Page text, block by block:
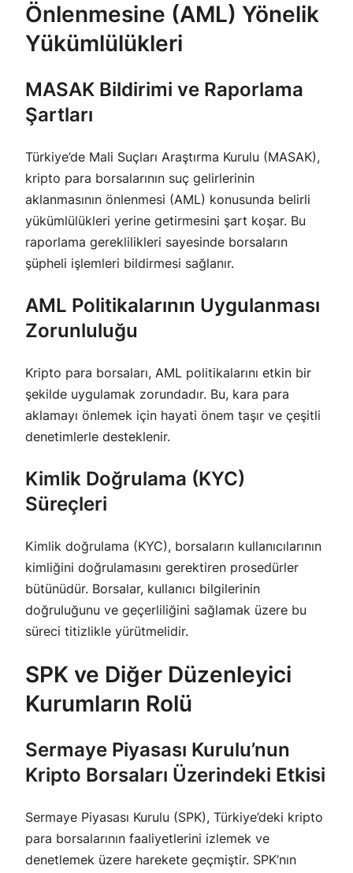
Önlenmesine (AML) Yönelik
Yükümlülükleri
MASAK Bildirimi ve Raporlama
Şartları
Türkiye’de Mali Suçları Araştırma Kurulu (MASAK),
kripto para borsalarının suç gelirlerinin
aklanmasının önlenmesi (AML) konusunda belirli
yükümlülükleri yerine getirmesini şart koşar. Bu
raporlama gereklilikleri sayesinde borsaların
şüpheli işlemleri bildirmesi sağlanır.
AML Politikalarının Uygulanması
Zorunluluğu
Kripto para borsaları, AML politikalarını etkin bir
şekilde uygulamak zorundadır. Bu, kara para
aklamayı önlemek için hayati önem taşır ve çeşitli
denetimlerle desteklenir.
Kimlik Doğrulama (KYC)
Süreçleri
Kimlik doğrulama (KYC), borsaların kullanıcılarının
kimliğini doğrulamasını gerektiren prosedürler
bütünüdür. Borsalar, kullanıcı bilgilerinin
doğruluğunu ve geçerliliğini sağlamak üzere bu
süreci titizlikle yürütmelidir.
SPK ve Diğer Düzenleyici
Kurumların Rolü
Sermaye Piyasası Kurulu’nun
Kripto Borsaları Üzerindeki Etkisi
Sermaye Piyasası Kurulu (SPK), Türkiye’deki kripto
para borsalarının faaliyetlerini izlemek ve
denetlemek üzere harekete geçmiştir. SPK’nın